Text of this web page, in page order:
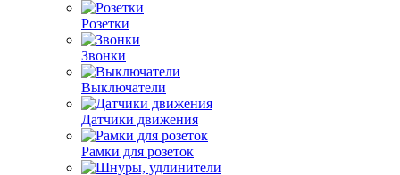
Розетки
Звонки
Выключатели
Датчики движения
Рамки для розеток